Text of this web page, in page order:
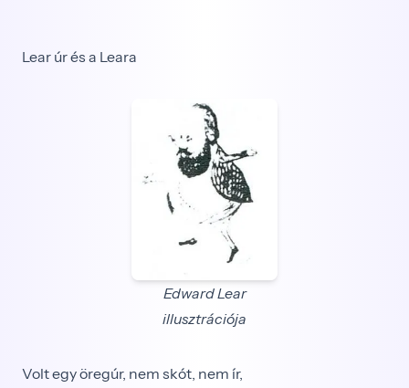
Lear úr és a Leara
Edward Lear
illusztrációja
Volt egy öregúr, nem skót, nem ír,